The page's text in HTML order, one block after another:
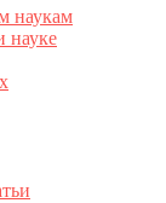
наукам
науке